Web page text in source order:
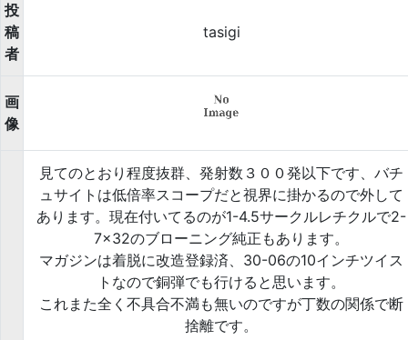
投
稿
者
tasigi
画
像
見てのとおり程度抜群、発射数３００発以下です、バチ
ュサイトは低倍率スコープだと視界に掛かるので外して
あります。現在付いてるのが1-4.5サークルレチクルで2-
7×32のブローニング純正もあります。
マガジンは着脱に改造登録済、30-06の10インチツイス
トなので銅弾でも行けると思います。
これまた全く不具合不満も無いのですが丁数の関係で断
捨離です。